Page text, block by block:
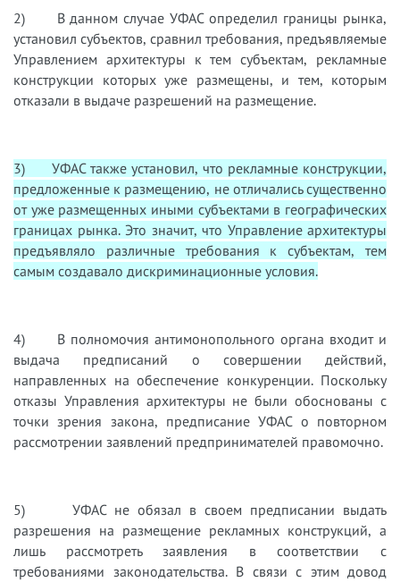
2) В данном случае УФАС определил границы рынка,
установил субъектов, сравнил требования, предъявляемые
Управлением архитектуры к тем субъектам, рекламные
конструкции которых уже размещены, и тем, которым
отказали в выдаче разрешений на размещение.
3) УФАС также установил, что рекламные конструкции,
предложенные к размещению, не отличались существенно
от уже размещенных иными субъектами в географических
границах рынка. Это значит, что Управление архитектуры
предъявляло различные требования к субъектам, тем
самым создавало дискриминационные условия.
4) В полномочия антимонопольного органа входит и
выдача предписаний о совершении действий,
направленных на обеспечение конкуренции. Поскольку
отказы Управления архитектуры не были обоснованы с
точки зрения закона, предписание УФАС о повторном
рассмотрении заявлений предпринимателей правомочно.
5) УФАС не обязал в своем предписании выдать
разрешения на размещение рекламных конструкций, а
лишь рассмотреть заявления в соответствии с
требованиями законодательства. В связи с этим довод